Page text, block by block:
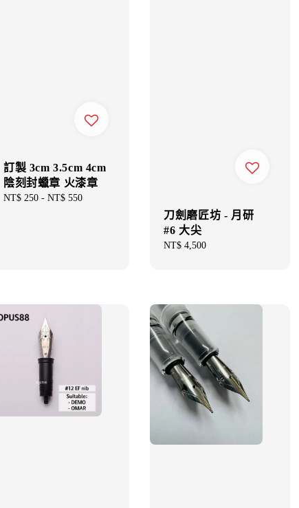
訂製 3cm 3.5cm 4cm
陰刻封蠟章 火漆章
Regular
NT$ 250 - NT$ 550
刀劍磨匠坊 - 月研
#6 大尖
Regular
NT$ 4,500